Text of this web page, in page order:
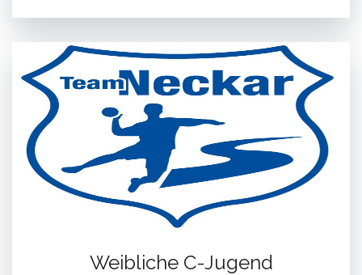
Weibliche C-Jugend